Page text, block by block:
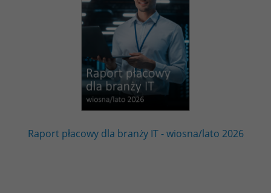
Raport płacowy dla branży IT - wiosna/lato 2026